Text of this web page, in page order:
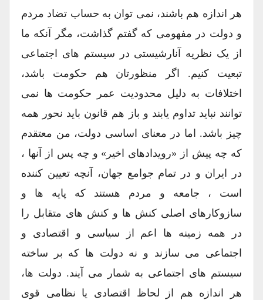
هر اندازه هم باشند، نمی توان به حساب تضاد مردم
و دولت در مفهومی که گفتم گذاشت، مگر آنکه ما
از یک نظریه آنارشیستی در سیستم های اجتماعی
تبعیت کنیم. اگر منظورتان هم حکومت باشد،
اختلافات به دلیل محدودیت عمر حکومت ها نمی
توانند نباید تداوم یابند و باز هم قانون باید نحور همه
چیز باشد. اما در معنای اساسی دولت، من معتقدم
که چه پیش از «رویدادهای اخیر» و چه پس از آنها ،
در ایران و در تمام جوامع جهان، آنچه تعیین کننده
است ، جامعه و مردم هستند که پایه ها و
سازوکارهای اصلی کنش ها و کنش های متقابل را
در همه زمینه ها اعم از سیاسی و اقتصادی و
اجتماعی می سازند و نه دولت ها که بر ساخته
سیستم های اجتماعی به شمار می آیند. دولت ها،
هر اندازه هم از لحاظ اقتصادی یا نظامی قوی